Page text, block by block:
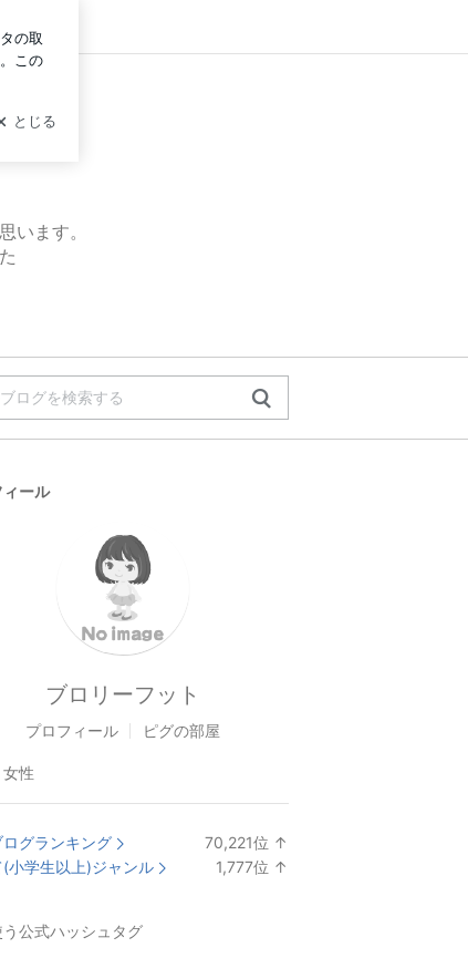
イン
います。
ィール
ブロリーフット
プロフィール ピグの部屋
女性
グランキング 70,221位 ↑
小学生以上)ジャンル 1,777位 ↑
う公式ハッシュタグ